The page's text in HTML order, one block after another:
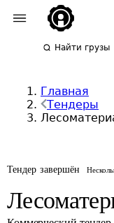
Найти грузы
Главная
Тендеры
Тендер завершён